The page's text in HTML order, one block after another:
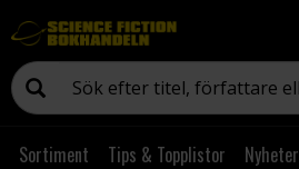
Sortiment Tips & Topplistor